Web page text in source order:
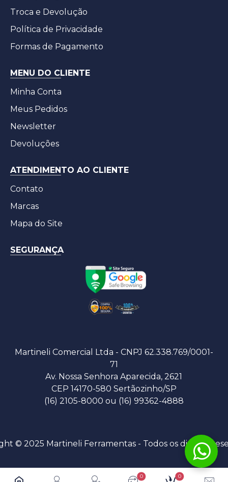
Troca e Devolução
Política de Privacidade
Formas de Pagamento
MENU DO CLIENTE
Minha Conta
Meus Pedidos
Newsletter
Devoluções
ATENDIMENTO AO CLIENTE
Contato
Marcas
Mapa do Site
SEGURANÇA
Martineli Comercial Ltda - CNPJ 62.338.769/0001-
71
Av. Nossa Senhora Aparecida, 2621
CEP 14170-580 Sertãozinho/SP
(16) 2105-8000 ou (16) 99362-4888
© 2025 Martineli Ferramentas - Todos os direitos
0 0